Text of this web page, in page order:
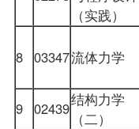
（实践）
8 03347流体力学
9 02439结构力学
（二）